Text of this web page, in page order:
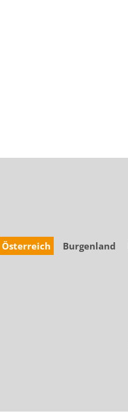
Österreich Burgenland